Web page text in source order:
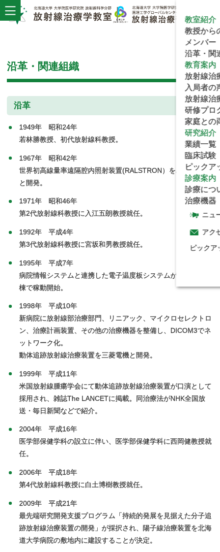
教室紹介
教授から
メンバー
沿革・ 関
教育案内
放射線治
入局者の
放射線治
研修プロ
家庭との
研究紹介
業績一覧
臨床試験
ピックア
診療案内
診療につ
治療機器
ニュ
アク
ピックア
沿革 ・ 関連組織
沿革
1949年 昭和24年
若林勝教授、初代放射線科教授。
1967年 昭和42年
世界初高線量率遠隔腔内照射装置(RALSTRON）を島津製作所
と開発。
1971年 昭和46年
第2代放射線科教授に入江五朗教授就任。
1992年 平成4年
第3代放射線科教授に宮坂和男教授就任。
1995年 平成7年
病院情報システムと連携した電子温度板システムが放射線科病
棟で稼動開始。
1998年 平成10年
新病院に放射線部治療部門、リニアック、マイクロセレクトロ
ン、治療計画装置、その他の治療機器を整備し、DICOM3でネ
ットワーク化。
動体追跡放射線治療装置を三菱電機と開発。
1999年 平成11年
米国放射線腫瘍学会にて動体追跡放射線治療装置が口演として
採用され、雑誌The LANCETに掲載。同治療法がNHK全国放
送・毎日新聞などで紹介。
2004年 平成16年
医学部保健学科の設立に伴い、医学部保健学科に西岡健教授就
任。
2006年 平成18年
第4代放射線科教授に白土博樹教授就任。
2009年 平成21年
最先端研究開発支援プログラム「持続的発展を見据えた分子追
跡放射線治療装置の開発」が採択され、陽子線治療装置を北海
道大学病院の敷地内に建設することが決定。